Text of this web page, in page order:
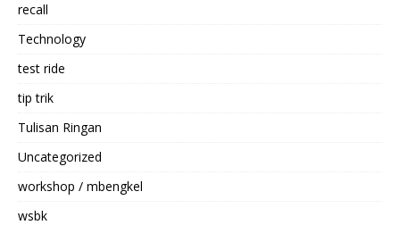
recall
Technology
test ride
tip trik
Tulisan Ringan
Uncategorized
workshop / mbengkel
wsbk